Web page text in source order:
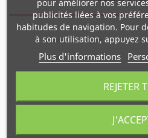
Nombre de pages
Type de média
pour améliorer nos
publicités liées à vos
habitudes de navigation. Pour
à son utilisation, appuyez
Plus d'informations
REJETER